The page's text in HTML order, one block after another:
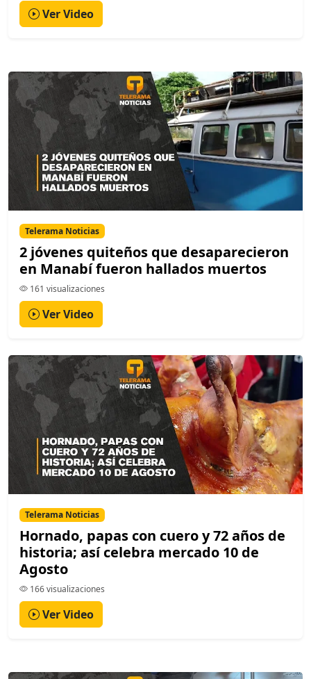
Ver Video
Telerama Noticias
2 jóvenes quiteños que desaparecieron
en Manabí fueron hallados muertos
161 visualizaciones
Ver Video
Telerama Noticias
Hornado, papas con cuero y 72 años de
historia; así celebra mercado 10 de
Agosto
166 visualizaciones
Ver Video